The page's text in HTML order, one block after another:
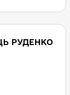
РУДЕНКО